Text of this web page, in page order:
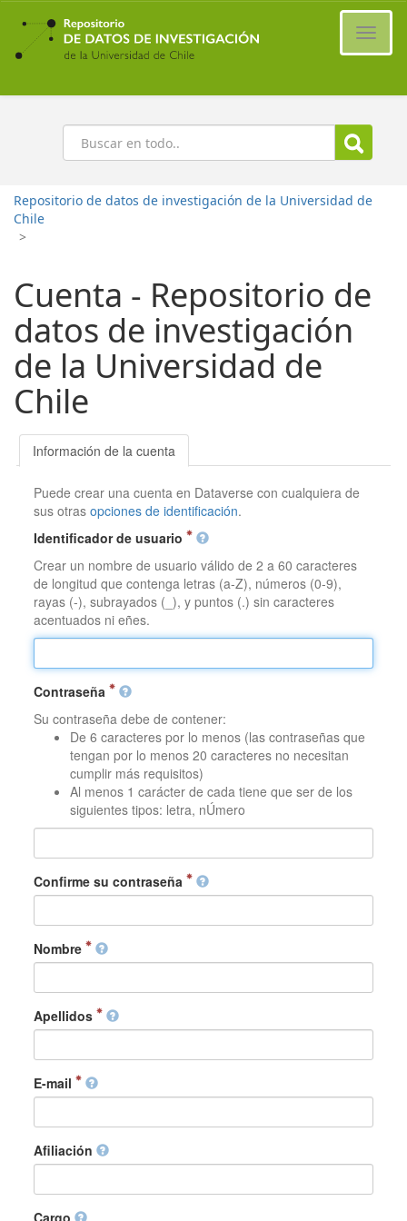
Ir
contenido
principal
Buscar
Repositorio de datos de investigación de la Universidad de
Chile
>
Cuenta - Repositorio de
datos de investigación
de la Universidad de
Chile
Información de la cuenta
Puede crear una cuenta en Dataverse con cualquiera de
sus otrasopciones de identificación.
Identificador de usuario
Crear un nombre de usuario válido de 2 a 60 caracteres
de longitud que contenga letras (a-Z), números (0-9),
rayas (-), subrayados (_), y puntos (.) sin caracteres
acentuados ni eñes.
Contraseña
Su contraseña debe de contener:
De 6 caracteres por lo menos (las contraseñas que
tengan por lo menos 20 caracteres no necesitan
cumplir más requisitos)
Al menos 1 carácter de cada tiene que ser de los
siguientes tipos: letra, nÚmero
Confirme su contraseña
Nombre
Apellidos
E-mail
Afiliación
Cargo